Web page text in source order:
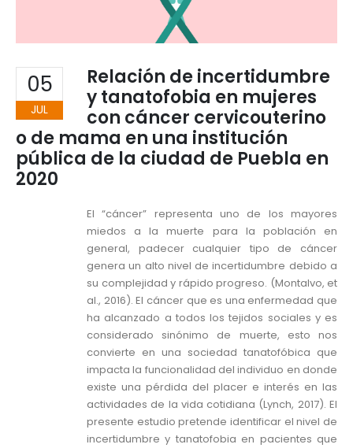
05
JUL
Relación de incertidumbre
y tanatofobia en mujeres
con cáncer cervicouterino
o de mama en una institución
pública de la ciudad de Puebla en
2020
El “cáncer” representa uno de los mayores
miedos a la muerte para la población en
general, padecer cualquier tipo de cáncer
genera un alto nivel de incertidumbre debido a
su complejidad y rápido progreso. (Montalvo, et
al., 2016). El cáncer que es una enfermedad que
ha alcanzado a todos los tejidos sociales y es
considerado sinónimo de muerte, esto nos
convierte en una sociedad tanatofóbica que
impacta la funcionalidad del individuo en donde
existe una pérdida del placer e interés en las
actividades de la vida cotidiana (Lynch, 2017). El
presente estudio pretende identificar el nivel de
incertidumbre y tanatofobia en pacientes que